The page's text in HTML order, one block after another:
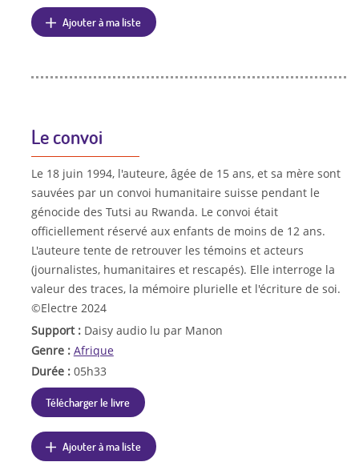
Ajouter à ma liste
Le convoi
Le 18 juin 1994, l'auteure, âgée de 15 ans, et sa mère sont
sauvées par un convoi humanitaire suisse pendant le
génocide des Tutsi au Rwanda. Le convoi était
officiellement réservé aux enfants de moins de 12 ans.
L'auteure tente de retrouver les témoins et acteurs
(journalistes, humanitaires et rescapés). Elle interroge la
valeur des traces, la mémoire plurielle et l'écriture de soi.
©Electre 2024
Support : Daisy audio lu par Manon
Genre : Afrique
Durée : 05h33
Télécharger le livre
Ajouter à ma liste